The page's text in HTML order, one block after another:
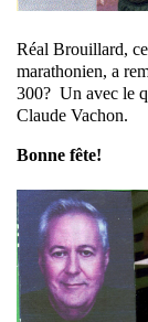
Réal Brouillard,
marathonien, a
300? Un avec le
Claude Vachon.
Bonne fête!